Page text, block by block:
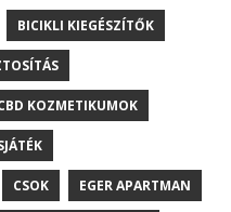
BICIKLI KIEGÉSZÍTŐK
KOZMETIKUMOK
CSOK EGER APARTMAN